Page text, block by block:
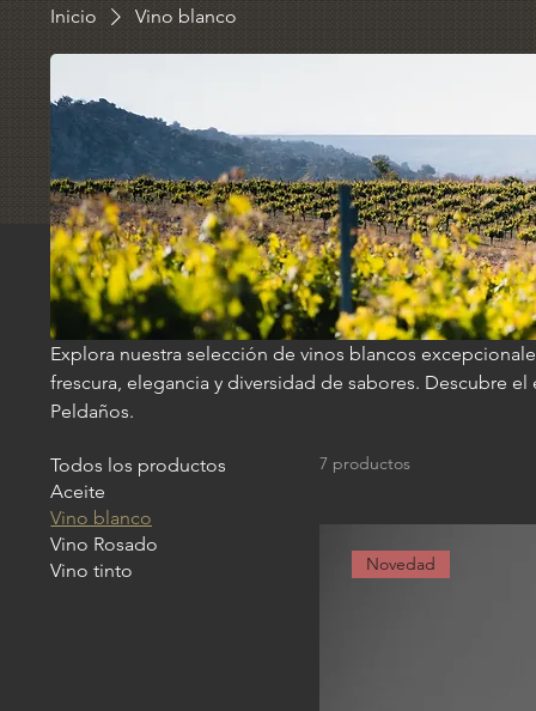
Inicio Vino blanco
Explora nuestra selección de vinos blancos
frescura, elegancia y diversidad de sabores. Descubre
Peldaños.
Todos los productos
Aceite
Vino blanco
Vino Rosado
Vino tinto
7 productos
Novedad